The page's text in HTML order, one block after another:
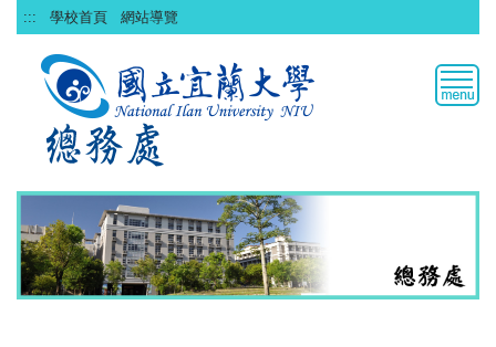
跳
到
::: 學校首頁 網站導覽